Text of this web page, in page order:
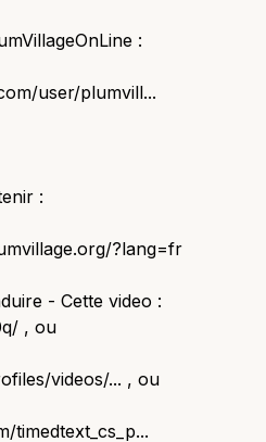
:
user/plumvill...
:
?lang=fr
- Cette video :
, ou
videos/... , ou
timedtext_cs_p...